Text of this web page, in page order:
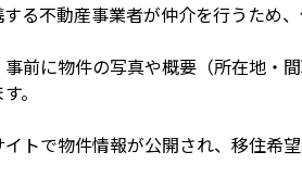
る不動産事業者が仲介を行うため、
前に物件の写真や概要（所在地・
。
トで物件情報が公開され、移住希